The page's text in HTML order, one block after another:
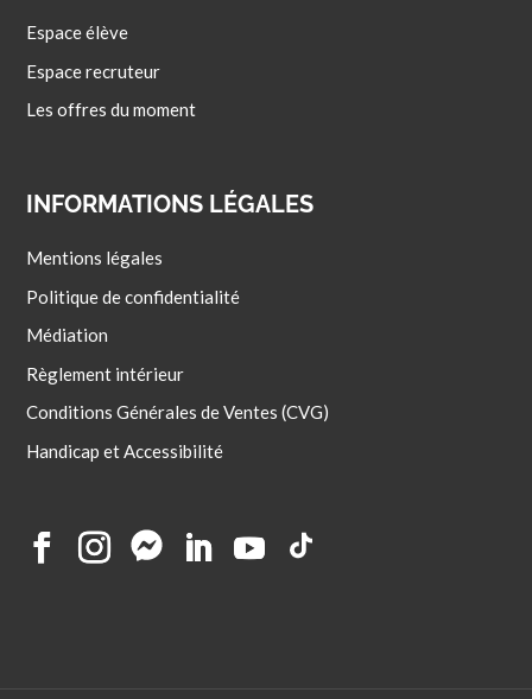
Espace élève
Espace recruteur
Les offres du moment
INFORMATIONS LÉGALES
Mentions légales
Politique de confidentialité
Médiation
Règlement intérieur
Conditions Générales de Ventes (CVG)
Handicap et Accessibilité